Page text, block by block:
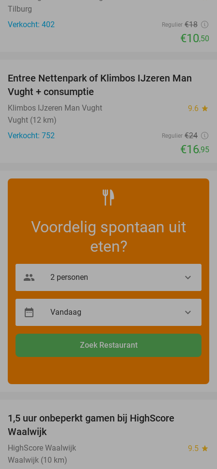
Tilburg
Verkocht: 402
Regulier €18
€10,50
29%
Entree Nettenpark of Klimbos IJzeren Man
Vught + consumptie
Klimbos IJzeren Man Vught 9.6 star
Vught (12 km)
Verkocht: 752
Regulier €24
€16,95
Voordelig spontaan uit
eten?
Zoek Restaurant
1,5 uur onbeperkt gamen bij HighScore
Waalwijk
HighScore Waalwijk 9.5 star
Waalwijk (10 km)